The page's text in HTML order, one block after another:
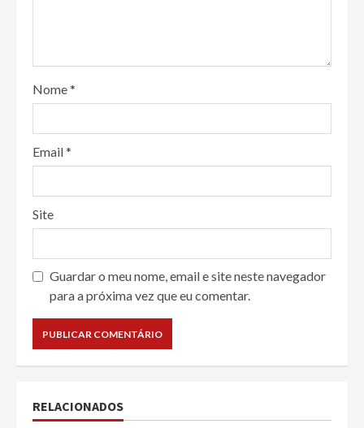
Nome*
Email*
Site
Guardar o meu nome, email e site neste navegador
para a próxima vez que eu comentar.
RELACIONADOS